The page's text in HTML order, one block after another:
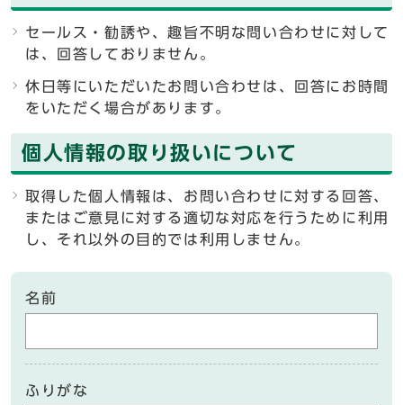
セールス・勧誘や、趣旨不明な問い合わせに対して
は、回答しておりません。
休日等にいただいたお問い合わせは、回答にお時間
をいただく場合があります。
個人情報の取り扱いについて
取得した個人情報は、お問い合わせに対する回答、
またはご意見に対する適切な対応を行うために利用
し、それ以外の目的では利用しません。
名前
ふりがな